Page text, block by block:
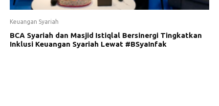
Keuangan Syariah
BCA Syariah dan Masjid Istiqlal Bersinergi Tingkatkan
Inklusi Keuangan Syariah Lewat #BSyaInfak